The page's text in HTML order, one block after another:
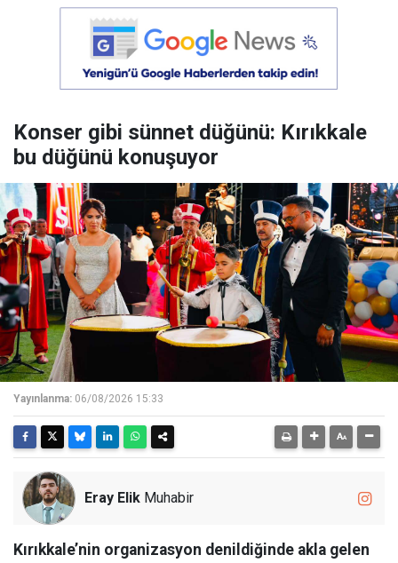
Konser gibi sünnet düğünü: Kırıkkale
bu düğünü konuşuyor
Yayınlanma: 06/08/2026 15:33
Eray Elik Muhabir
Kırıkkale’nin organizasyon denildiğinde akla gelen